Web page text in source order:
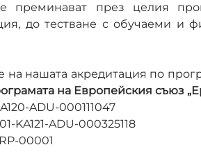
преминават през целия
до тестване с обучаеми и
нашата акредитация по
на Европейския съюз
ADU-000111047
KA121-ADU-000325118
00001